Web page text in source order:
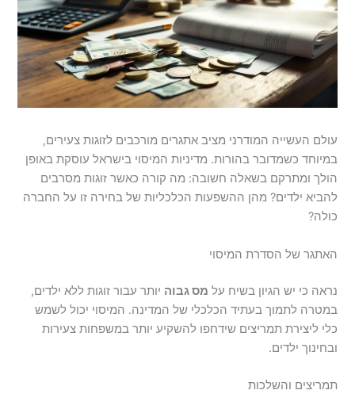
עולם העשייה המודרני מציב אתגרים מורכבים לזוגות צעירים,
במיוחד כשמדובר בהורות. מדיניות המיסוי בישראל עוסקת באופן
הולך ומתרקם בשאלה חשובה: מה קורה כאשר זוגות מסרבים
להביא ילדים? מהן ההשפעות הכלכליות של בחירה זו על החברה
כולה?
האתגר של הסדרת המיסוי
נראה כי יש הגיון בשיח על מס גבוה יותר עבור זוגות ללא ילדים,
במטרה לתמוך בעתיד הכלכלי של המדינה. המיסוי יכול לשמש
כלי ליצירת תמריצים שידחפו להשקיע יותר במשפחות צעירות
ובחינוך ילדים.
תמריצים והשלכות